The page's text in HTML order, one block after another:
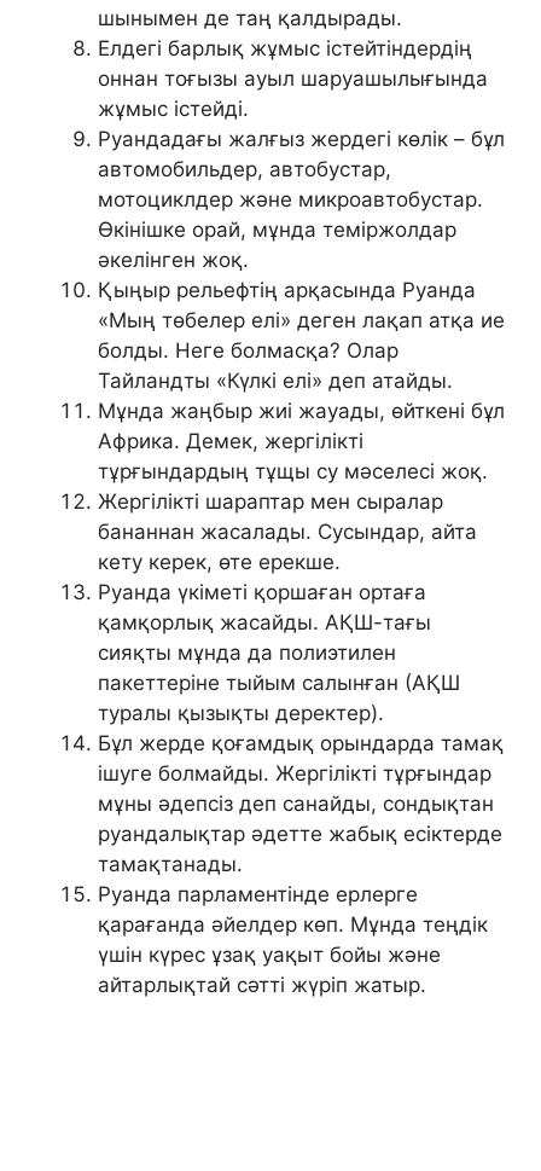
шынымен де таң қалдырады.
Елдегі барлық жұмыс істейтіндердің
оннан тоғызы ауыл шаруашылығында
жұмыс істейді.
Руандадағы жалғыз жердегі көлік – бұл
автомобильдер, автобустар,
мотоциклдер және микроавтобустар.
Өкінішке орай, мұнда теміржолдар
әкелінген жоқ.
Қыңыр рельефтің арқасында Руанда
«Мың төбелер елі» деген лақап атқа ие
болды. Неге болмасқа? Олар
Тайландты «Күлкі елі» деп атайды.
Мұнда жаңбыр жиі жауады, өйткені бұл
Африка. Демек, жергілікті
тұрғындардың тұщы су мәселесі жоқ.
Жергілікті шараптар мен сыралар
бананнан жасалады. Сусындар, айта
кету керек, өте ерекше.
Руанда үкіметі қоршаған ортаға
қамқорлық жасайды. АҚШ-тағы
сияқты мұнда да полиэтилен
пакеттеріне тыйым салынған (АҚШ
туралы қызықты деректер).
Бұл жерде қоғамдық орындарда тамақ
ішуге болмайды. Жергілікті тұрғындар
мұны әдепсіз деп санайды, сондықтан
руандалықтар әдетте жабық есіктерде
тамақтанады.
Руанда парламентінде ерлерге
қарағанда әйелдер көп. Мұнда теңдік
үшін күрес ұзақ уақыт бойы және
айтарлықтай сәтті жүріп жатыр.